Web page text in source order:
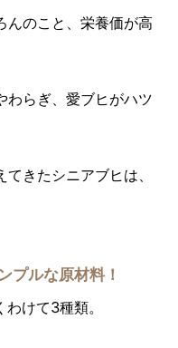
んのこと、栄養価が高
わらぎ、愛ブヒがハツ
きたシニアブヒは、
ルな原材料！
けて3種類。